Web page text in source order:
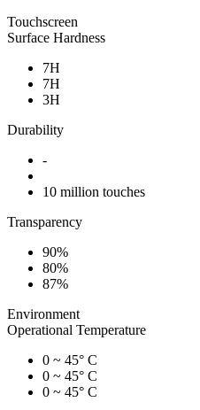
Touchscreen
Surface Hardness
7H
7H
3H
Durability
-
10 million touches
Transparency
90%
80%
87%
Environment
Operational Temperature
0 ~ 45° C
0 ~ 45° C
0 ~ 45° C